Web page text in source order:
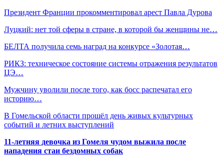
Президент Франции прокомментировал арест Павла Дурова
Луцкий: нет той сферы в стране, в которой бы женщины не…
БЕЛТА получила семь наград на конкурсе «Золотая…
РИКЗ: техническое состояние системы отражения результатов
ЦЭ…
Мужчину уволили после того, как босс распечатал его
историю…
В Гомельской области прошёл день живых культурных
событий и летних выступлений
11-летняя девочка из Гомеля чудом выжила после
нападения стаи бездомных собак